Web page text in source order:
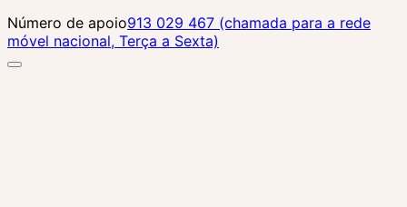
Número de apoio913 029 467 (chamada para a rede
móvel nacional, Terça a Sexta)